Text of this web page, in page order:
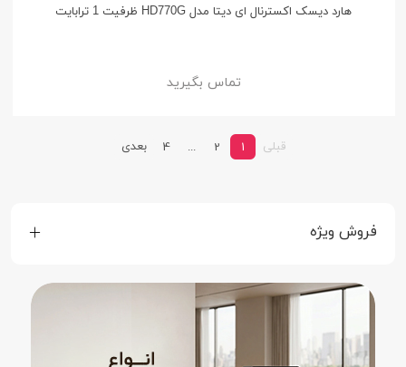
هارد دیسک اکسترنال ای دیتا مدل HD770G ظرفیت 1 ترابایت
تماس بگیرید
قبلی 1
2
...
4 بعدی
فروش ویژه